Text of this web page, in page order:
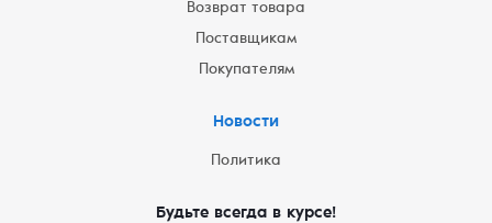
Возврат товара
Поставщикам
Покупателям
Новости
Политика
Будьте всегда в курсе!